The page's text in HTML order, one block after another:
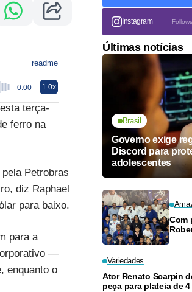
readme
0:00 1.0x
terça-
ferro na
Petrobras
diz Raphael
para baixo.
para a
—
enquanto o
Instagram Follows
Últimas notícias
Brasil
Governo exige
Discord para
adolescentes
Com
Variedades
Ator Renato Scarpin
peça para plateia de